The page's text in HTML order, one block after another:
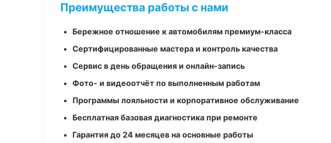
Преимущества работы с нами
Бережное отношение к автомобилям премиум-класса
Сертифицированные мастера и контроль качества
Сервис в день обращения и онлайн-запись
Фото- и видеоотчёт по выполненным работам
Программы лояльности и корпоративное обслуживание
Бесплатная базовая диагностика при ремонте
Гарантия до 24 месяцев на основные работы